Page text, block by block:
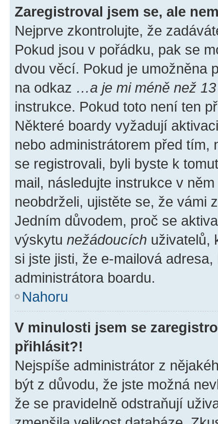
Zaregistroval jsem se, ale
Nejprve zkontrolujte, že
Pokud jsou v pořádku, pak se
dvou věcí. Pokud je umožněna
na odkaz …a je mi méně než
instrukce. Pokud toto není ten
Některé boardy vyžadují
nebo administrátorem před tím,
se registrovali, byli byste k
mail, následujte instrukce v
neobdrželi, ujistěte se, že vámi
Jedním důvodem, proč se
výskytu nežádoucích uživatelů,
si jste jisti, že e-mailová
administrátora boardu.
Nahoru
V minulosti jsem se
přihlásit?!
Nejspíše administrátor z
být z důvodu, že jste možná
že se pravidelně odstraňují